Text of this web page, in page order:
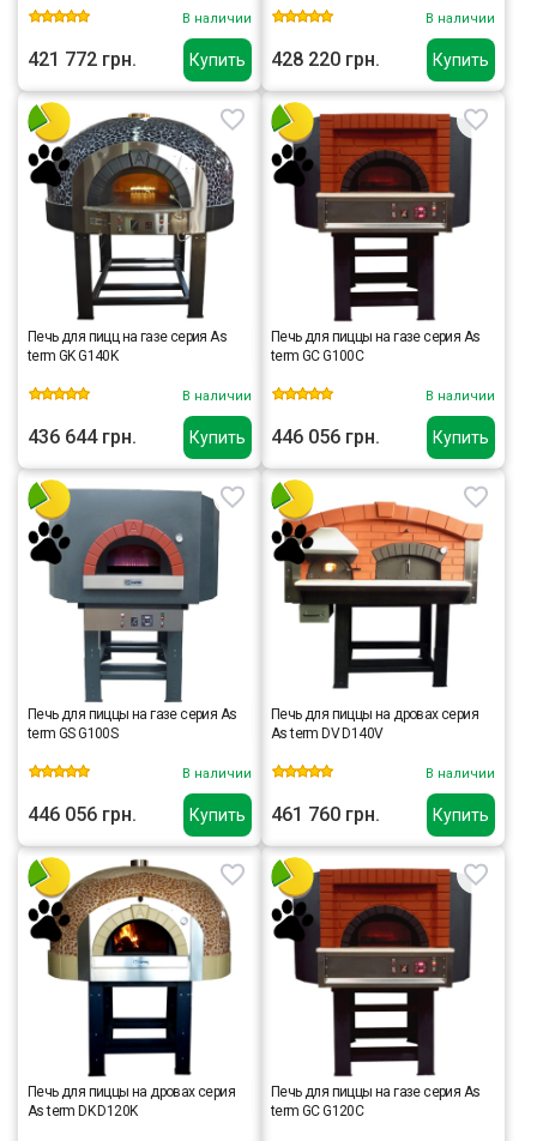
Купить
В наличии
421 772 грн. Купить
В наличии
428 220 грн.
Купить
Печь для пицц на газе серия As
term GK G140K
В наличии
436 644 грн. Купить
Печь для пиццы на газе серия As
term GC G100C
В наличии
446 056 грн.
Купить
Печь для пиццы на газе серия As
term GS G100S
В наличии
446 056 грн. Купить
Печь для пиццы на дровах серия
As term DV D140V
В наличии
461 760 грн.
Печь для пиццы на дровах серия
As term DK D120K
Печь для пиццы на газе серия As
term GC G120C